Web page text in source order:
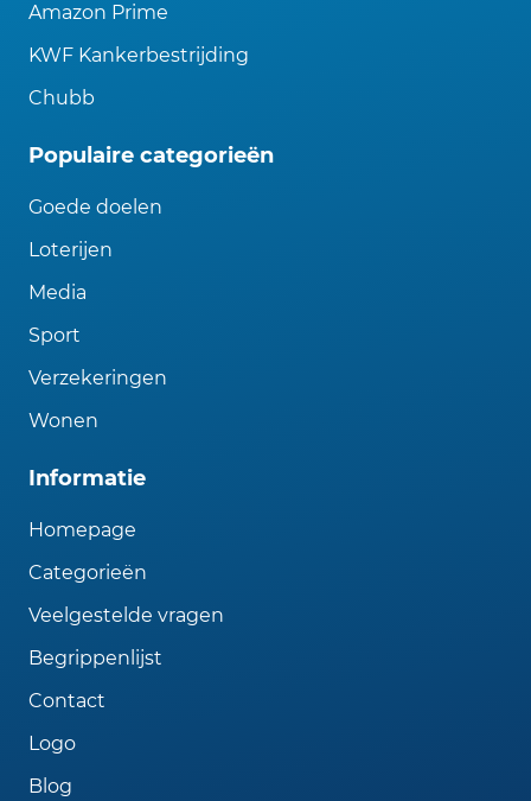
Amazon Prime
KWF Kankerbestrijding
Chubb
Populaire categorieën
Goede doelen
Loterijen
Media
Sport
Verzekeringen
Wonen
Informatie
Homepage
Categorieën
Veelgestelde vragen
Begrippenlijst
Contact
Logo
Blog